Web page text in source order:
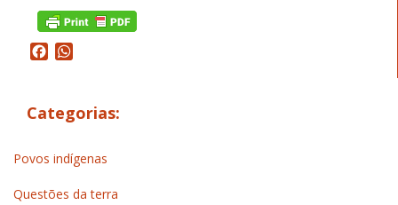
Facebook
Categorias:
Povos indígenas
Questões da terra